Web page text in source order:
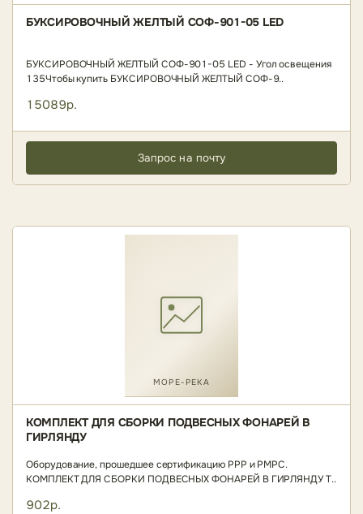
БУКСИРОВОЧНЫЙ ЖЕЛТЫЙ СОФ-901-05 LED
БУКСИРОВОЧНЫЙ ЖЕЛТЫЙ СОФ-901-05 LED - Угол освещения
135Чтобы купить БУКСИРОВОЧНЫЙ ЖЕЛТЫЙ СОФ-9..
15089р.
Запрос на почту
МОРЕ-РЕКА
КОМПЛЕКТ ДЛЯ СБОРКИ ПОДВЕСНЫХ ФОНАРЕЙ В
ГИРЛЯНДУ
Оборудование, прошедшее сертификацию РРР и РМРС.
КОМПЛЕКТ ДЛЯ СБОРКИ ПОДВЕСНЫХ ФОНАРЕЙ В ГИРЛЯНДУ Т..
902р.